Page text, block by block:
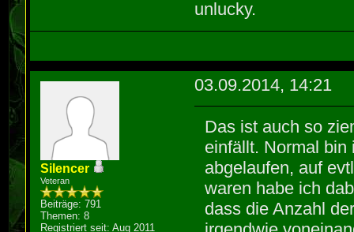
unlucky.
Silencer
Veteran
Beiträge: 791
Themen: 8
Registriert seit: Aug 2011
03.09.2014, 14:21
Das ist auch so
einfällt. Normal
abgelaufen, auf
waren habe ich
dass die Anzahl